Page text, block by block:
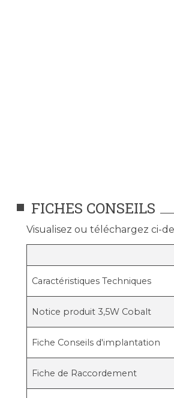
FICHES CONSEILS
Visualisez ou téléchargez ci-
Caractéristiques Techniques
Notice produit 3,5W Cobalt
Fiche Conseils d'implantation
Fiche de Raccordement